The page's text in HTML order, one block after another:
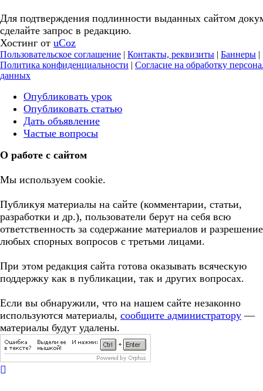
Для подтверждения подлинности выданных сайтом
сделайте запрос в редакцию.
Хостинг от uCoz
Пользовательское соглашение | Контакты, реквизиты | Баннеры |
Политика конфиденциальности | Согласие на обработку
данных
Опубликовать урок
Опубликовать статью
Дать объявление
Частые вопросы
О работе с сайтом
Мы используем cookie.
Публикуя материалы на сайте (комментарии, статьи,
разработки и др.), пользователи берут на себя всю
ответственность за содержание материалов и разрешение
любых спорных вопросов с третьми лицами.
При этом редакция сайта готова оказывать всяческую
поддержку как в публикации, так и других вопросах.
Если вы обнаружили, что на нашем сайте незаконно
используются материалы, сообщите администратору —
материалы будут удалены.